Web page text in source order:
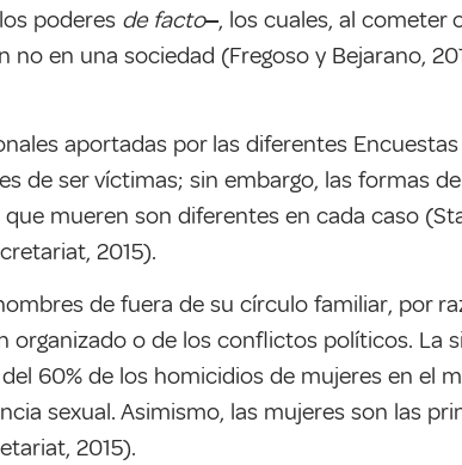
poderes de facto‒, los cuales, al cometer
en una sociedad (Fregoso y Bejarano,
aportadas por las diferentes
de ser víctimas; sin embargo, las formas
mueren son diferentes en cada caso
2015).
de fuera de su círculo familiar, por
o de los conflictos políticos. La
60% de los homicidios de mujeres en el
sexual. Asimismo, las mujeres son las
2015).